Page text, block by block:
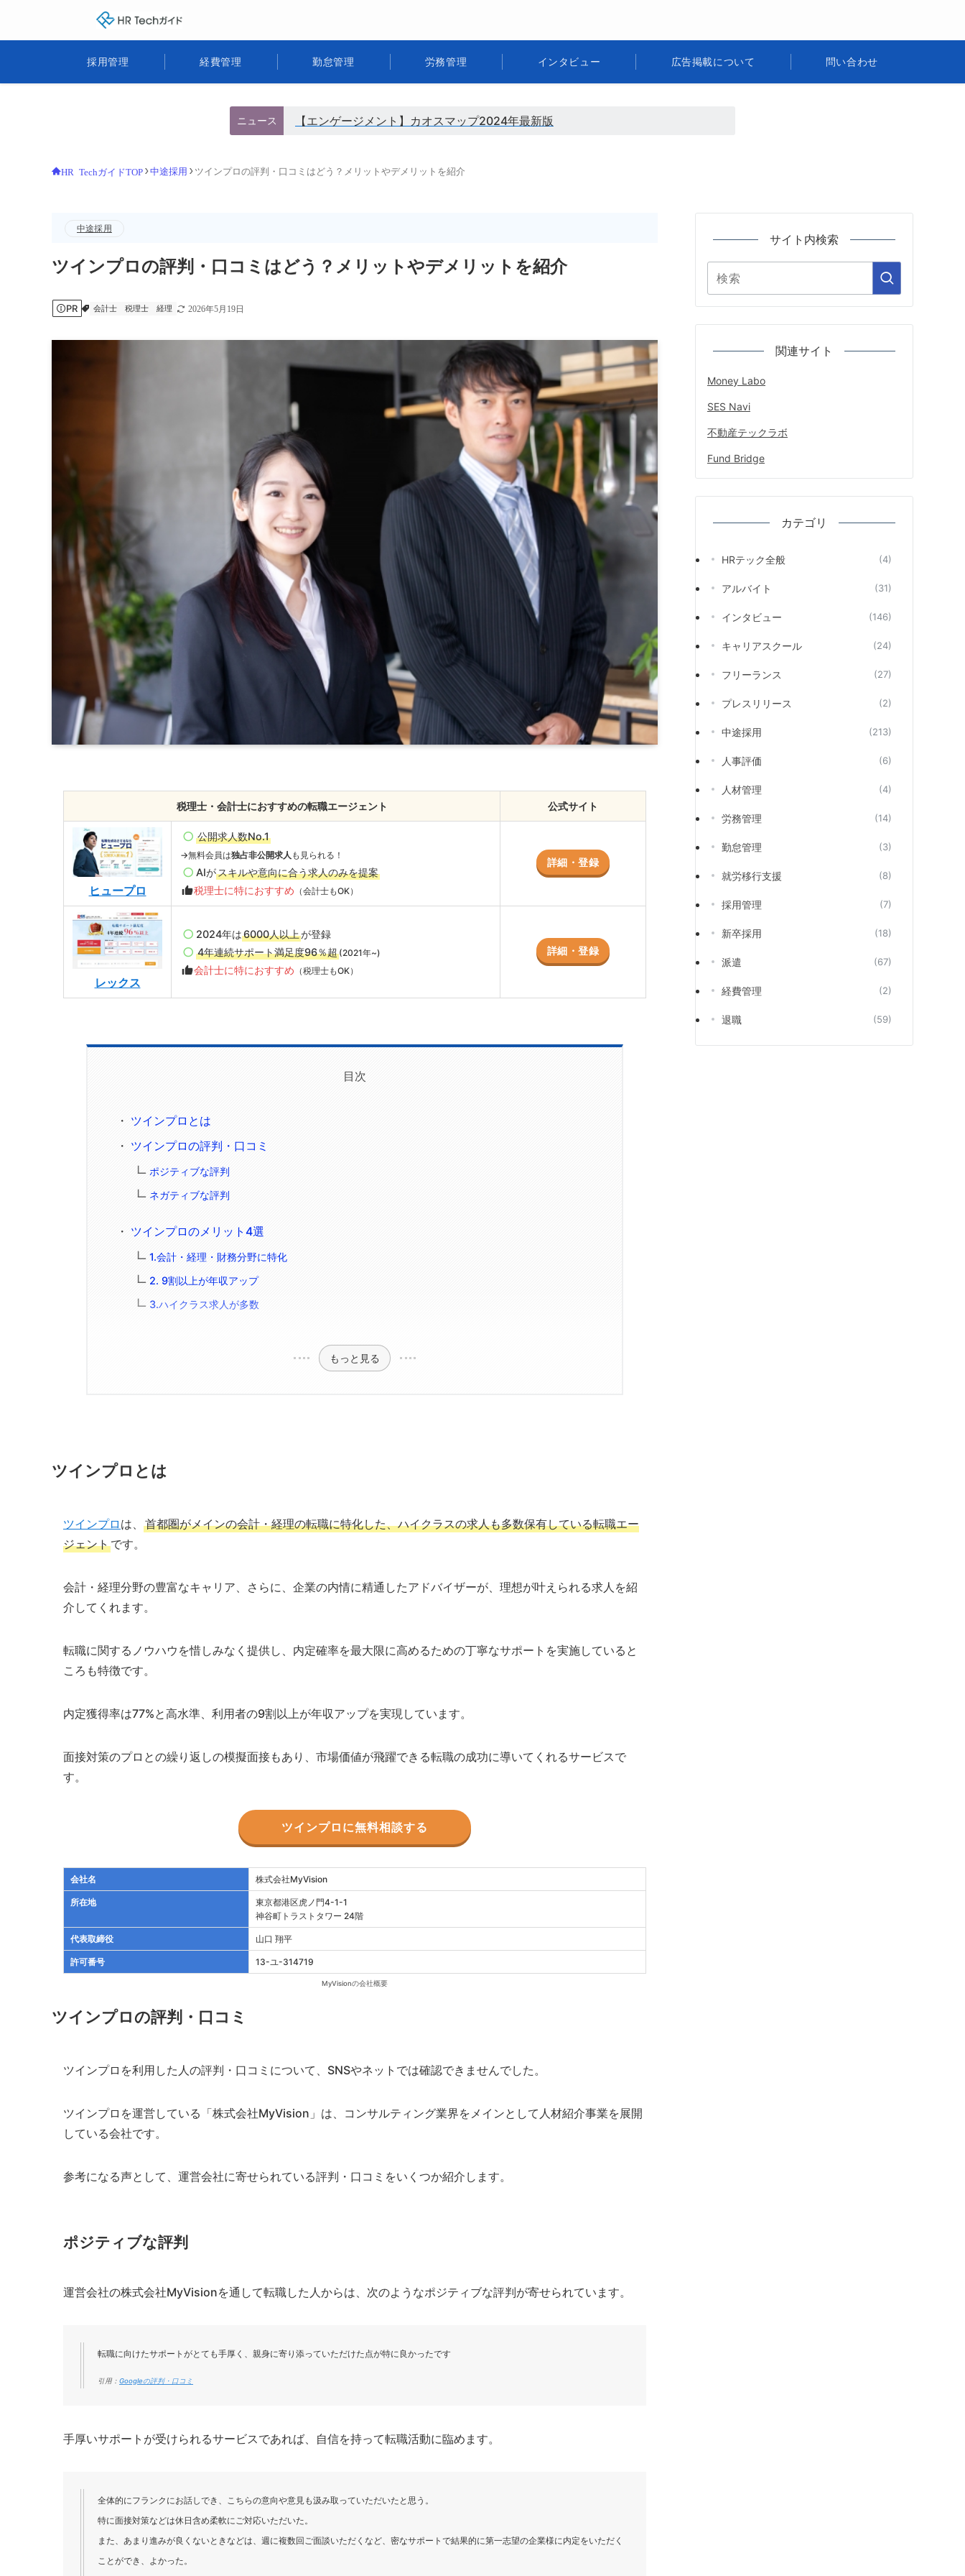
HR Techガイド
採用管理 経費管理 勤怠管理 労務管理 インタビュー 広告掲載について 問い合わせ
ニュース 【エンゲージメント】カオスマップ2024年最新版
HR TechガイドTOP 中途採用 ツインプロの評判・口コミはどう？メリットやデメリットを紹介
中途採用
ツインプロの評判・口コミはどう？メリットやデメリットを紹介
PR 会計士 税理士 経理 2026年5月19日
税理士・会計士におすすめの転職エージェント 公式サイト
ヒュープロ
公開求人数No.1
→無料会員は独占非公開求人 も見られる！
AIがスキルや意向に合う求人のみを提案
税理士に特におすすめ （会計士もOK）
詳細・登録
レックス
2024年は6000人以上が登録
4年連続サポート満足度96％超(2021年~)
会計士に特におすすめ （税理士もOK）
詳細・登録
目次
ツインプロとは
ツインプロの評判・口コミ
ポジティブな評判
ネガティブな評判
ツインプロのメリット4選
1.会計・経理・財務分野に特化
2. 9割以上が年収アップ
3.ハイクラス求人が多数
もっと見る
ツインプロとは
ツインプロ は、 首都圏がメインの会計・経理の転職に特化した、ハイクラスの求人も多数保有している転職エー
ジェントです。
会計・経理分野の豊富なキャリア、さらに、企業の内情に精通したアドバイザーが、理想が叶えられる求人を紹
介してくれます。
転職に関するノウハウを惜しみなく提供し、内定確率を最大限に高めるための丁寧なサポートを実施していると
ころも特徴です。
内定獲得率は77%と高水準、利用者の9割以上が年収アップを実現しています。
面接対策のプロとの繰り返しの模擬面接もあり、市場価値が飛躍できる転職の成功に導いてくれるサービスで
す。
ツインプロに無料相談する
会社名 株式会社MyVision
所在地
東京都港区虎ノ門4-1-1
神谷町トラストタワー 24階
代表取締役 山口 翔平
許可番号 13-ユ-314719
MyVisionの会社概要
ツインプロの評判・口コミ
ツインプロを利用した人の評判・口コミについて、SNSやネットでは確認できませんでした。
ツインプロを運営している「株式会社MyVision」は、コンサルティング業界をメインとして人材紹介事業を展開
している会社です。
参考になる声として、運営会社に寄せられている評判・口コミをいくつか紹介します。
ポジティブな評判
運営会社の株式会社MyVisionを通して転職した人からは、次のようなポジティブな評判が寄せられています。
転職に向けたサポートがとても手厚く、親身に寄り添っていただけた点が特に良かったです
引用： Googleの評判・口コミ
手厚いサポートが受けられるサービスであれば、自信を持って転職活動に臨めます。
全体的にフランクにお話しでき、こちらの意向や意見も汲み取っていただいたと思う。
特に面接対策などは休日含め柔軟にご対応いただいた。
また、あまり進みが良くないときなどは、週に複数回ご面談いただくなど、密なサポートで結果的に第一志望の企業様に内定をいただく
ことができ、よかった。
サイト内検索
関連サイト
Money Labo
SES Navi
不動産テックラボ
Fund Bridge
カテゴリ
HRテック全般 (4)
アルバイト (31)
インタビュー (146)
キャリアスクール (24)
フリーランス (27)
プレスリリース (2)
中途採用 (213)
人事評価 (6)
人材管理 (4)
労務管理 (14)
勤怠管理 (3)
就労移行支援 (8)
採用管理 (7)
新卒採用 (18)
派遣 (67)
経費管理 (2)
退職 (59)